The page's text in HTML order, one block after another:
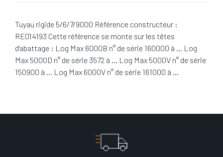
Tuyau rigide 5/6/7/9000 Référence constructeur :
RE014193 Cette référence se monte sur les têtes
d'abattage : Log Max 6000B n° de série 160000 à … Log
Max 5000D n° de série 3572 à … Log Max 5000V n° de série
150900 à … Log Max 6000V n° de série 161000 à …